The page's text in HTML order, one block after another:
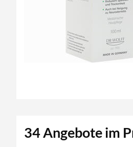
34 Angebote im